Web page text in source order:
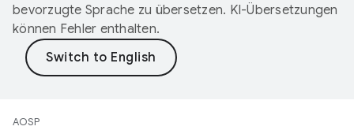
bevorzugte Sprache zu übersetzen. KI-Übersetzungen
können Fehler enthalten.
AOSP